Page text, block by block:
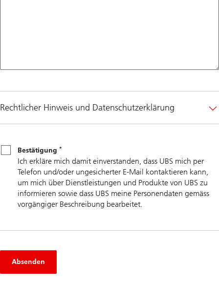
Rechtlicher Hinweis und Datenschutzerklärung
Bestätigung
Bestätigung *
Ich erkläre mich damit einverstanden, dass UBS mich per
Telefon und/oder ungesicherter E-Mail kontaktieren kann,
um mich über Dienstleistungen und Produkte von UBS zu
informieren sowie dass UBS meine Personendaten gemäss
vorgängiger Beschreibung bearbeitet.
Absenden